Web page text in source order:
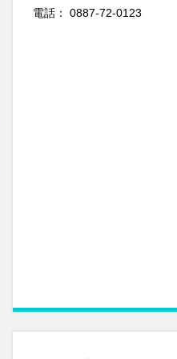
電話： 0887-72-0123